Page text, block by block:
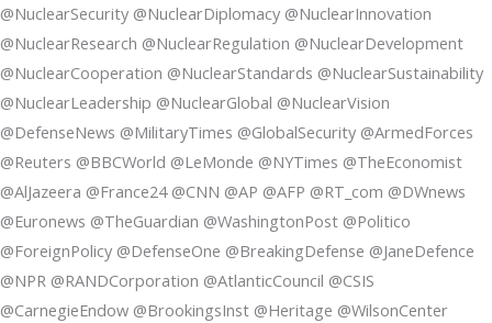
@NuclearSecurity @NuclearDiplomacy @NuclearInnovation
@NuclearResearch @NuclearRegulation @NuclearDevelopment
@NuclearCooperation @NuclearStandards @NuclearSustainability
@NuclearLeadership @NuclearGlobal @NuclearVision
@DefenseNews @MilitaryTimes @GlobalSecurity @ArmedForces
@Reuters @BBCWorld @LeMonde @NYTimes @TheEconomist
@AlJazeera @France24 @CNN @AP @AFP @RT_com @DWnews
@Euronews @TheGuardian @WashingtonPost @Politico
@ForeignPolicy @DefenseOne @BreakingDefense @JaneDefence
@NPR @RANDCorporation @AtlanticCouncil @CSIS
@CarnegieEndow @BrookingsInst @Heritage @WilsonCenter